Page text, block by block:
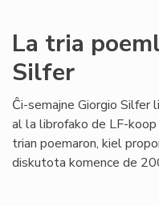
La tria
Silfer
Ĉi-semajne Giorgio Silfer
al la librofako de LF-koop
trian poemaron, kiel
diskutota komence de